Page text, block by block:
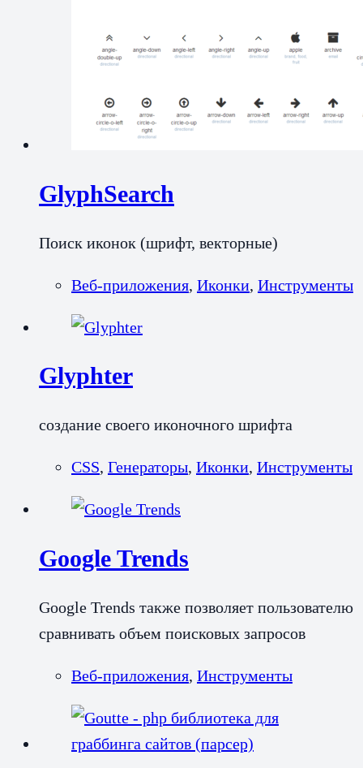
GlyphSearch
Поиск иконок (шрифт, векторные)
Веб-приложения, Иконки, Инструменты
Glyphter
создание своего иконочного шрифта
CSS, Генераторы, Иконки, Инструменты
Google Trends
Google Trends также позволяет пользователю
сравнивать объем поисковых запросов
Веб-приложения, Инструменты